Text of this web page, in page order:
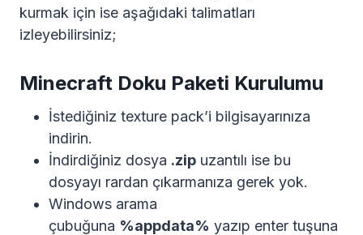
kurmak için ise aşağıdaki talimatları
izleyebilirsiniz;
Minecraft Doku Paketi Kurulumu
İstediğiniz texture pack’i bilgisayarınıza
indirin.
İndirdiğiniz dosya .zip uzantılı ise bu
dosyayı rardan çıkarmanıza gerek yok.
Windows arama
çubuğuna %appdata% yazıp enter tuşuna